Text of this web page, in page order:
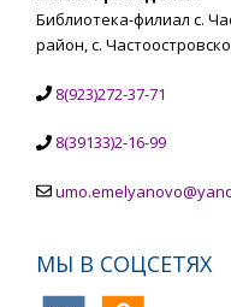
Библиотека-филиал с.
район, с.
8(923)272-37-71
8(39133)2-16-99
МЫ В СОЦСЕТЯХ